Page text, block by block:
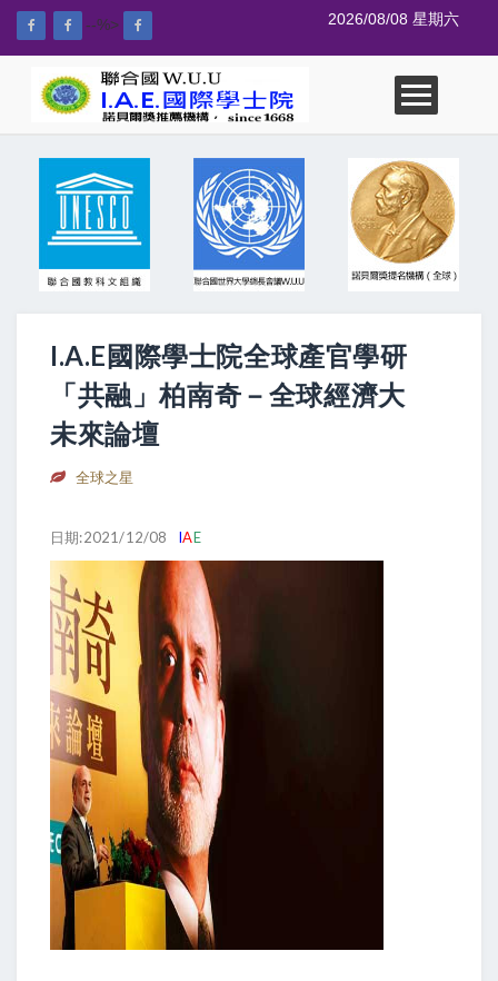
--%> 2026/08/08 星期六
I.A.E國際學士院全球產官學研
「共融」柏南奇－全球經濟大
未來論壇
全球之星
日期:2021/12/08 IAE